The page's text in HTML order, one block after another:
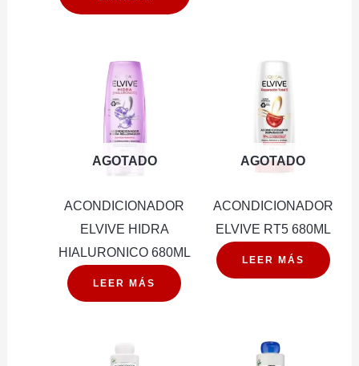
PURE
AGOTADO
ACONDICIONADOR
ELVIVE HIDRA
HIALURONICO 680ML
LEER MÁS
AGOTADO
ACONDICIONADOR
ELVIVE RT5 680ML
LEER MÁS